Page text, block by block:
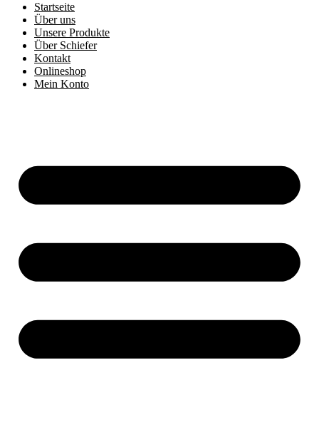
Startseite
Über uns
Unsere Produkte
Über Schiefer
Kontakt
Onlineshop
Mein Konto